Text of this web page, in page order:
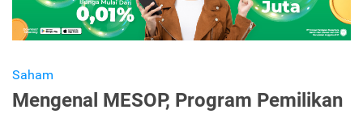
Saham
Mengenal MESOP, Program Pemilikan